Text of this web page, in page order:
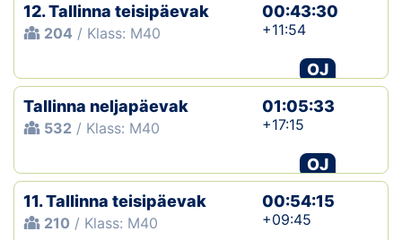
12. Tallinna teisipäevak
204 / Klass: M40
00:43:30
+11:54
OJ
Tallinna neljapäevak
532 / Klass: M40
01:05:33
+17:15
OJ
11. Tallinna teisipäevak
210 / Klass: M40
00:54:15
+09:45